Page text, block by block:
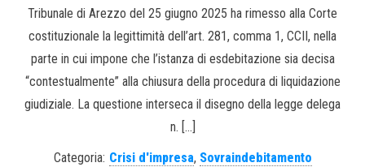
Tribunale di Arezzo del 25 giugno 2025 ha rimesso alla Corte
costituzionale la legittimità dell’art. 281, comma 1, CCII, nella
parte in cui impone che l’istanza di esdebitazione sia decisa
“contestualmente” alla chiusura della procedura di liquidazione
giudiziale. La questione interseca il disegno della legge delega
n. […]
Categoria: Crisi d'impresa, Sovraindebitamento